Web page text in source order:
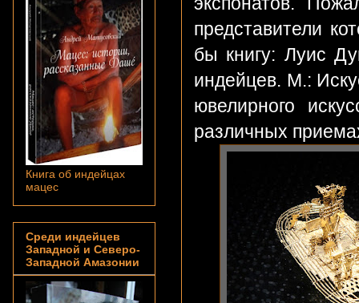
представители
бы книгу: Луис
индейцев. М.:
ювелирного
различных
Книга об индейцах
мацес
Среди индейцев
Западной и Северо-
Западной Амазонии